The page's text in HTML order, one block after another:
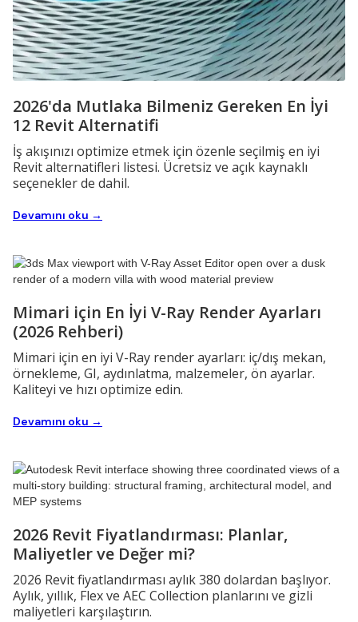
2026'da Mutlaka Bilmeniz Gereken En İyi
12 Revit Alternatifi
İş akışınızı optimize etmek için özenle seçilmiş en iyi
Revit alternatifleri listesi. Ücretsiz ve açık kaynaklı
seçenekler de dahil.
Devamını oku →
Mimari için En İyi V-Ray Render Ayarları
(2026 Rehberi)
Mimari için en iyi V-Ray render ayarları: iç/dış mekan,
örnekleme, GI, aydınlatma, malzemeler, ön ayarlar.
Kaliteyi ve hızı optimize edin.
Devamını oku →
2026 Revit Fiyatlandırması: Planlar,
Maliyetler ve Değer mi?
2026 Revit fiyatlandırması aylık 380 dolardan başlıyor.
Aylık, yıllık, Flex ve AEC Collection planlarını ve gizli
maliyetleri karşılaştırın.